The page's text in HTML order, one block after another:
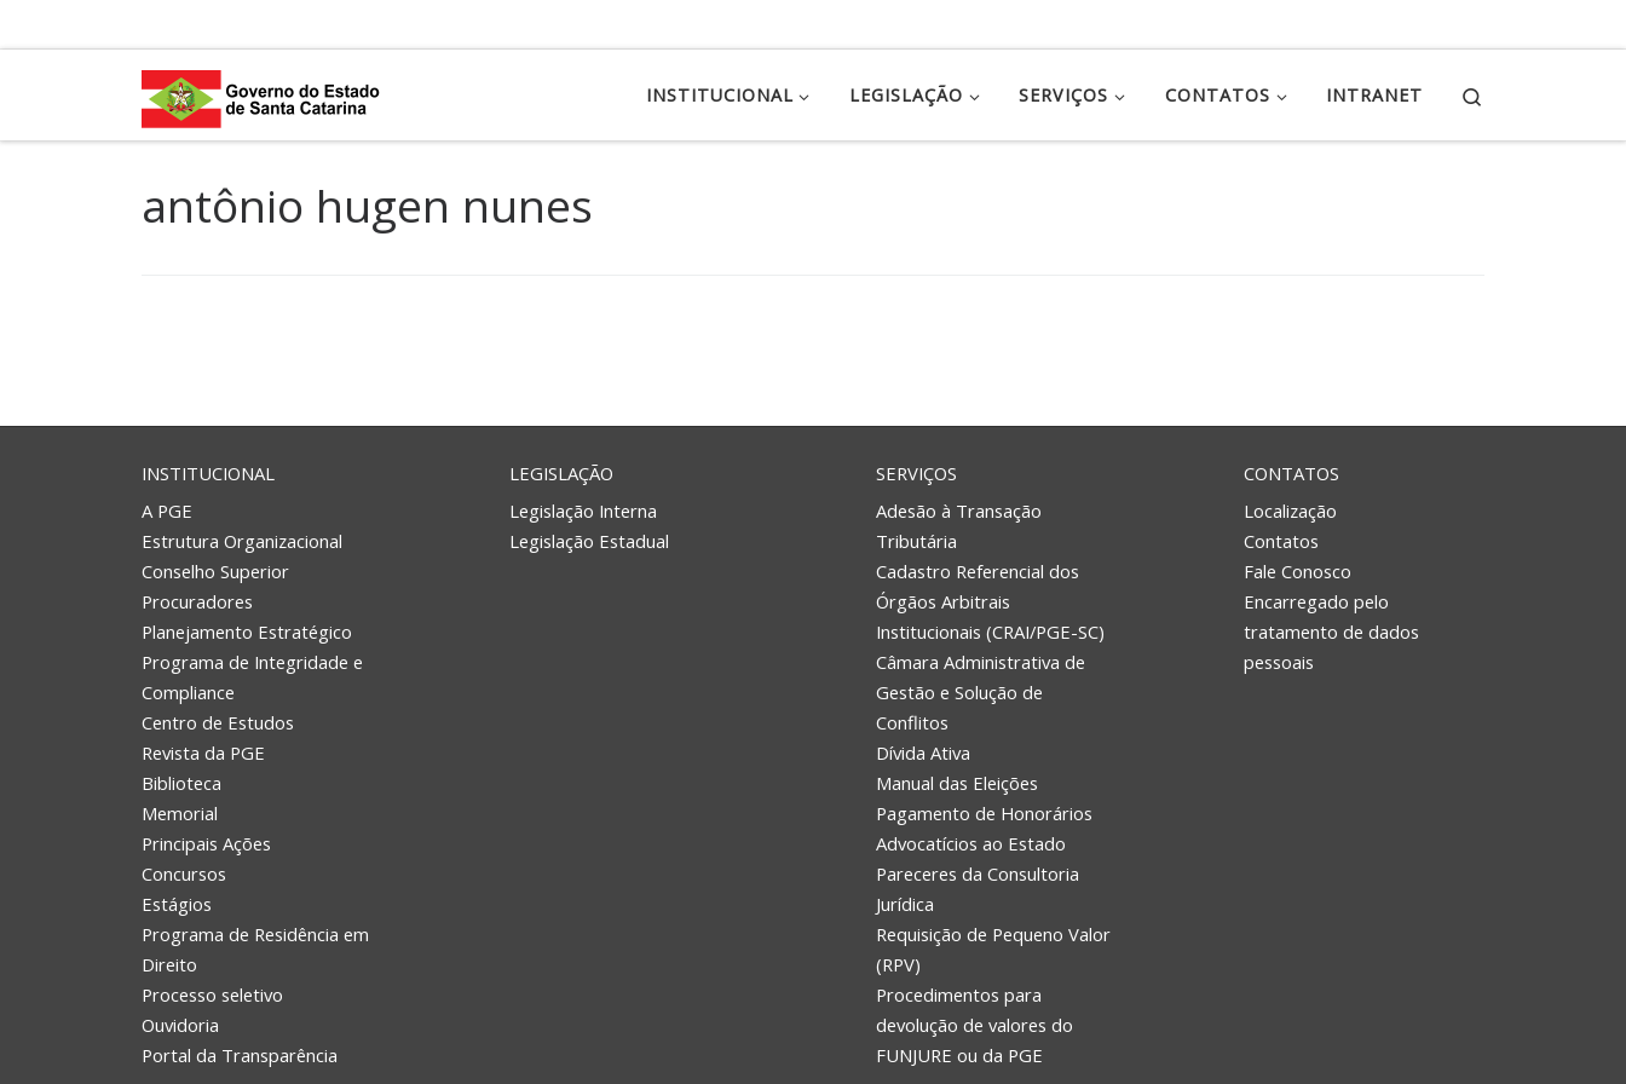
INSTITUCIONAL LEGISLAÇÃO SERVIÇOS CONTATOS INTRANET
antônio hugen nunes
INSTITUCIONAL
A PGE
Estrutura Organizacional
Conselho Superior
Procuradores
Planejamento Estratégico
Programa de Integridade e
Compliance
Centro de Estudos
Revista da PGE
Biblioteca
Memorial
Principais Ações
Concursos
Estágios
Programa de Residência em
Direito
Processo seletivo
Ouvidoria
Portal da Transparência
LEGISLAÇÃO
Legislação Interna
Legislação Estadual
SERVIÇOS
Adesão à Transação
Tributária
Cadastro Referencial dos
Órgãos Arbitrais
Institucionais (CRAI/PGE-SC)
Câmara Administrativa de
Gestão e Solução de
Conflitos
Dívida Ativa
Manual das Eleições
Pagamento de Honorários
Advocatícios ao Estado
Pareceres da Consultoria
Jurídica
Requisição de Pequeno Valor
(RPV)
Procedimentos para
devolução de valores do
FUNJURE ou da PGE
CONTATOS
Localização
Contatos
Fale Conosco
Encarregado pelo
tratamento de dados
pessoais